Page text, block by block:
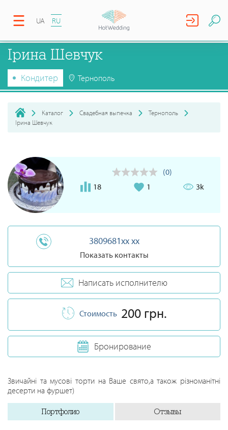
UA RU
Ірина Шевчук
Кондитер Тернополь
Каталог Свадебная выпечка
Тернополь
Ірина Шевчук
(0)
18
1 3k
3809681xx xx
Показать контакты
Написать исполнителю
Стоимость 200 грн.
Бронирование
Звичайні та мусові торти на Ваше свято,а також різноманітні
десерти на фуршет)
Портфолио Отзывы